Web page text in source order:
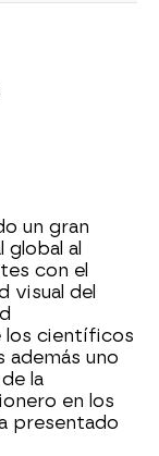
un gran
al
con el
visual del
los científicos
además uno
la
en los
presentado